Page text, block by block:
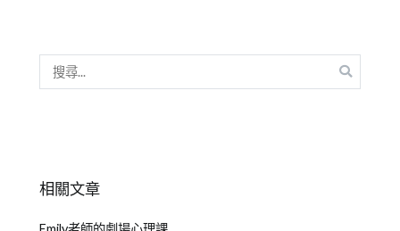
相關文章